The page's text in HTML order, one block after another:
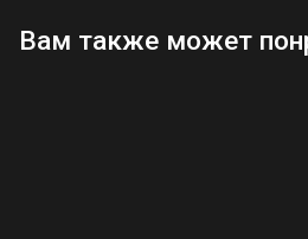
Вам также может